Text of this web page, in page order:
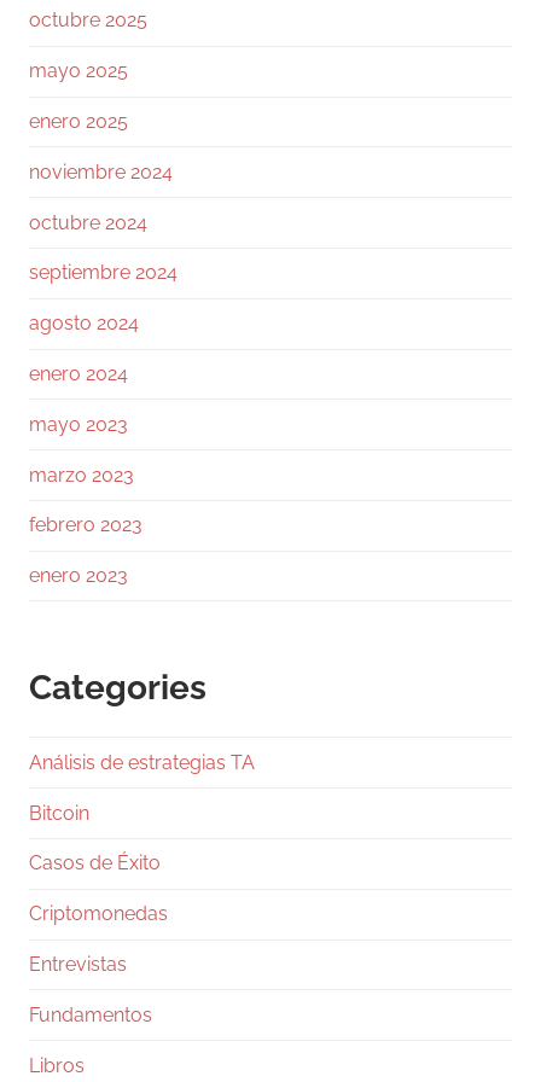
José Siles | AI | Data
CLAUDE:"HAS ALCANZADO EL LÍMITE DE
155
El mercado de $BTC muestra una calma
no hay excesos. Las ballenas mantienen ratio
es sólido, pero la resistencia en 64.5k frena el
Ramiro (Book&Trading) Retweeted
Salió Claude Opus 5, ya lo están
en dos días te van a llenar el feed de tablas
pará un segundo.
Los números, rápido: Fable 5 va 10 y 50
octubre 2025
mayo 2025
enero 2025
noviembre 2024
octubre 2024
septiembre 2024
agosto 2024
enero 2024
mayo 2023
marzo 2023
febrero 2023
enero 2023
Categories
Análisis de estrategias TA
Bitcoin
Casos de Éxito
Criptomonedas
Entrevistas
Fundamentos
Libros